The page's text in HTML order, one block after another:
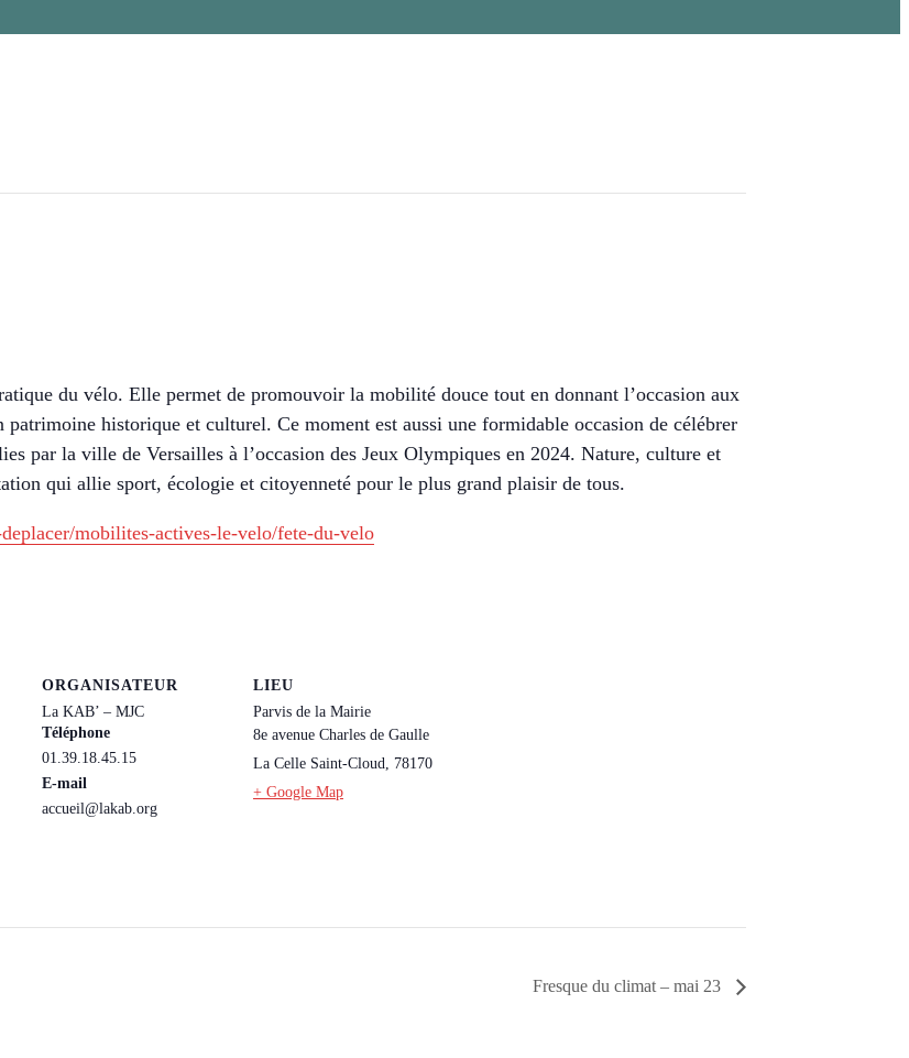
du vélo. Elle permet de promouvoir la mobilité douce tout en donnant l’occasion aux
historique et culturel. Ce moment est aussi une formidable occasion de célébrer
par la ville de Versailles à l’occasion des Jeux Olympiques en 2024. Nature, culture et
qui allie sport, écologie et citoyenneté pour le plus grand plaisir de tous.
mobilites-actives-le-velo/fete-du-velo
ORGANISATEUR
La KAB’ – MJC
Téléphone
01.39.18.45.15
E-mail
accueil@lakab.org
LIEU
Parvis de la Mairie
8e avenue Charles de Gaulle
La Celle Saint-Cloud
78170
+ Google Map
Fresque du climat – mai 23